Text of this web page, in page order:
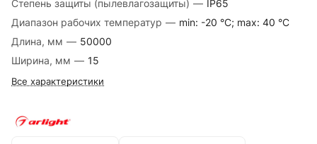
Степень защиты (пылевлагозащиты) — IP65
Диапазон рабочих температур — min: -20 °C; max: 40 °C
Длина, мм — 50000
Ширина, мм — 15
Все характеристики